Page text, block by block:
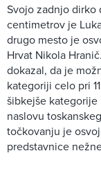
Svojo zadnjo
centimetrov je
drugo mesto je
Hrvat Nikola
dokazal, da je
kategoriji celo pri
šibkejše kategorije
naslovu
točkovanju je
predstavnice